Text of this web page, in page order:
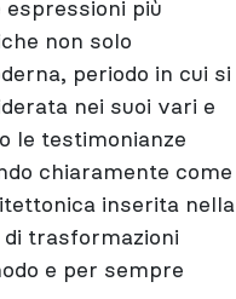
espressioni più
non solo
periodo in cui si
nei suoi vari e
le testimonianze
chiaramente come
inserita nella
trasformazioni
e per sempre